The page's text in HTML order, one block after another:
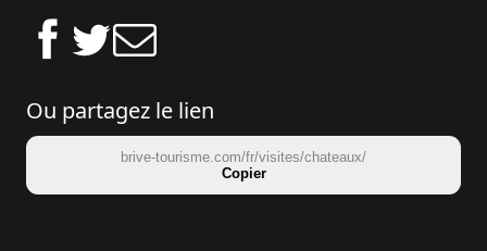
Ou partagez le lien
brive-tourisme.com/fr/visites/chateaux/
Copier